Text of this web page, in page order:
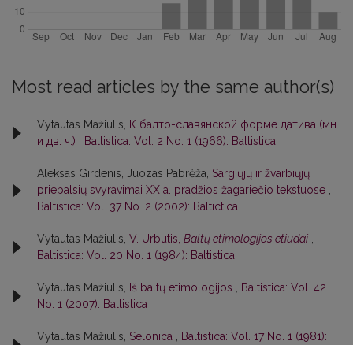
Most read articles by the same author(s)
Vytautas Mažiulis,
К балто-славянской форме датива (мн.
и дв. ч.)
Baltistica: Vol. 2 No. 1 (1966): Baltistica
Aleksas Girdenis, Juozas Pabrėža, Sargiųjų ir žvarbiųjų
priebalsių svyravimai XX a. pradžios žagariečio tekstuose
Baltistica: Vol. 37 No. 2 (2002): Baltictica
Vytautas Mažiulis, V. Urbutis, Baltų etimologijos etiudai
Baltistica: Vol. 20 No. 1 (1984): Baltistica
Vytautas Mažiulis, Iš baltų etimologijos
Baltistica: Vol. 42
No. 1 (2007): Baltistica
Vytautas Mažiulis, Selonica
Baltistica: Vol. 17 No. 1 (1981):